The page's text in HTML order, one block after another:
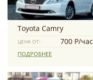
Toyota Camry
ЦЕНА ОТ: 700 Р/час
ПОДРОБНЕЕ